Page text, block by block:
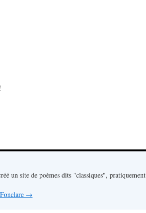
un site de poèmes dits "classiques", pratiquement
→